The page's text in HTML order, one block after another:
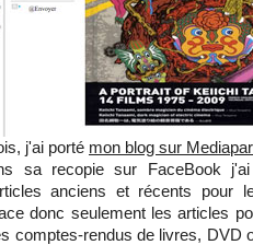
j'ai porté mon blog sur
sa recopie sur FaceBook
anciens et récents pour
donc seulement les articles
comptes-rendus de livres, DVD